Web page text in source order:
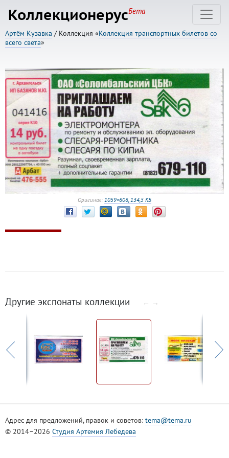
КоллекционерусБета
Артём Кузавка / Коллекция «Коллекция транспортных билетов со
всего света»
Оригинал: 1059×606, 134,5 КБ
Другие экспонаты коллекции ← →
Адрес для предложений, правок и советов: tema@tema.ru
© 2014–2026 Студия Артемия Лебедева